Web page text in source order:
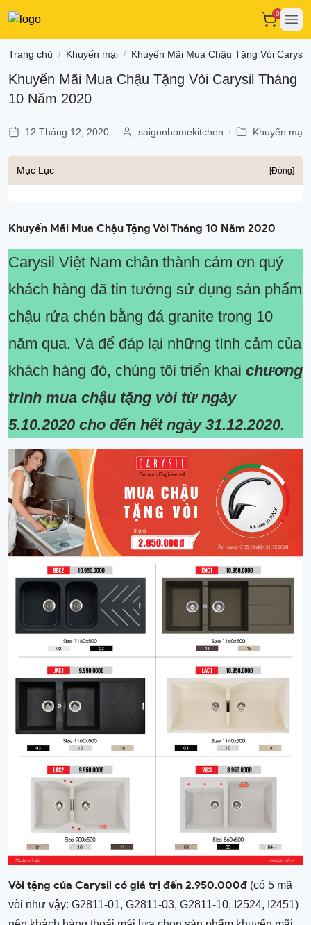
0
Trang chủ / Khuyến mại / Khuyến Mãi Mua Chậu Tặng Vòi
Khuyến Mãi Mua Chậu Tặng Vòi Carysil Tháng
10 Năm 2020
12 Tháng 12, 2020 | saigonhomekitchen | Khuyến mại
Mục Lục [Đóng]
Khuyến Mãi Mua Chậu Tặng Vòi Tháng 10 Năm 2020
Carysil Việt Nam chân thành cảm ơn quý
khách hàng đã tin tưởng sử dụng sản phẩm
chậu rửa chén bằng đá granite trong 10
năm qua. Và để đáp lại những tình cảm của
khách hàng đó, chúng tôi triển khai chương
trình mua chậu tặng vòi từ ngày
5.10.2020 cho đến hết ngày 31.12.2020.
Vòi tặng của Carysil có giá trị đến 2.950.000đ (có 5 mã
vòi như vậy: G2811-01, G2811-03, G2811-10, I2524, I2451)